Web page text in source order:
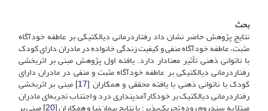
بحث
نتایج پژوهش حاضر نشان داد رفتاردرمانی دیالکتیکی بر عاطفه خودآگاه
مثبت، عاطفه خودآگاه منفی و کیفیت زندگی خانواده در مادران دارای کودک
با ناتوانی ذهنی تأثیر معنادار دارد. یافته اول پژوهش مبنی بر اثربخشی
رفتاردرمانی دیالکتیکی بر عاطفه خودآگاه مثبت و منفی در مادران دارای
کودک با ناتوانی ذهنی با یافته محققی و همکاران [17] مبنی بر اثربخشی
رفتاردرمانی دیالکتیک بر خودکارآمدپنداری درد و اجتناب تجربه‌ای مادران
مبتلا به سندروم روده تحریک‌پذیر؛ با نتایج پیمان‌نیا و همکاران [20] مبنی بر